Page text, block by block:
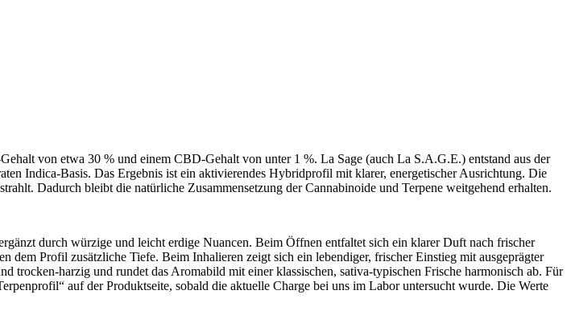
von etwa 30 % und einem CBD-Gehalt von unter 1 %. La Sage (auch La S.A.G.E.) entstand aus der
Indica-Basis. Das Ergebnis ist ein aktivierendes Hybridprofil mit klarer, energetischer Ausrichtung. Die
Dadurch bleibt die natürliche Zusammensetzung der Cannabinoide und Terpene weitgehend erhalten.
durch würzige und leicht erdige Nuancen. Beim Öffnen entfaltet sich ein klarer Duft nach frischer
Profil zusätzliche Tiefe. Beim Inhalieren zeigt sich ein lebendiger, frischer Einstieg mit ausgeprägter
harzig und rundet das Aromabild mit einer klassischen, sativa-typischen Frische harmonisch ab. Für
auf der Produktseite, sobald die aktuelle Charge bei uns im Labor untersucht wurde. Die Werte